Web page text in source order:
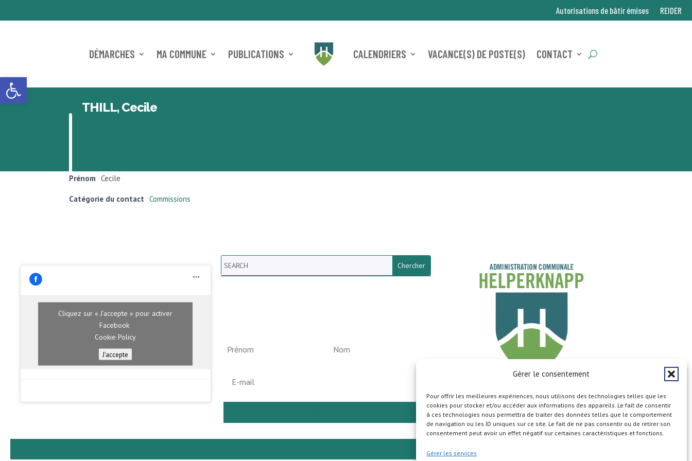
Ouvrir la barre d’outils
Gérer le consentement
Pour offrir les meilleures expériences, nous utilisons des technologies telles que les
cookies pour stocker et/ou accéder aux informations des appareils. Le fait de consentir
à ces technologies nous permettra de traiter des données telles que le comportement
de navigation ou les ID uniques sur ce site. Le fait de ne pas consentir ou de retirer son
consentement peut avoir un effet négatif sur certaines caractéristiques et fonctions.
Gérer les services
Autorisations de bâtir émises REIDER
DÉMARCHES MA COMMUNE PUBLICATIONS CALENDRIERS VACANCE(S) DE POSTE(S) CONTACT
THILL, Cecile
Prénom Cecile
Catégorie du contact Commissions
Cliquez sur « J’accepte » pour activer
Facebook
Cookie Policy
J’accepte
Search
Copyright © 2026
Plan du site